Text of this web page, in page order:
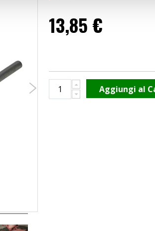
13,85 €
Aggiungi al